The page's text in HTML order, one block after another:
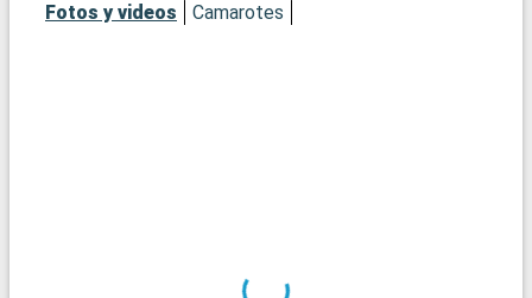
Fotos y videos Camarotes